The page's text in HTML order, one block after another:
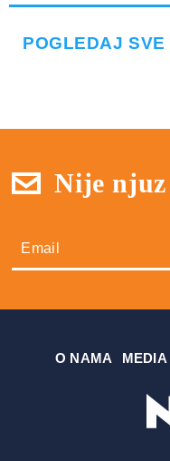
POGLEDAJ SVE
Nije njuz
О NAMA MEDIA